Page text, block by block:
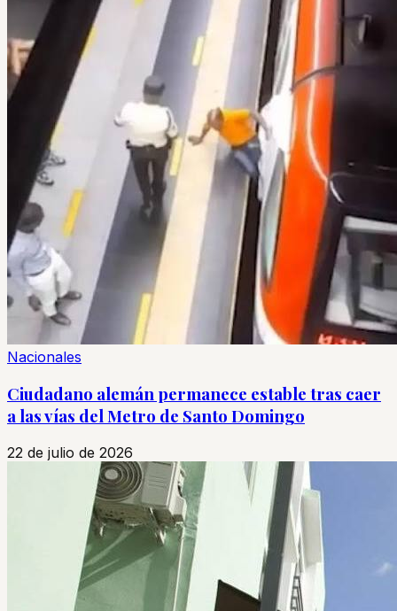
Nacionales
Ciudadano alemán permanece estable tras caer
a las vías del Metro de Santo Domingo
22 de julio de 2026